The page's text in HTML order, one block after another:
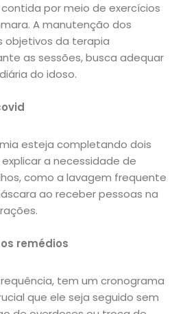
por meio de exercícios
A manutenção dos
objetivos da terapia
as sessões, busca adequar
do idoso.
esteja completando dois
a necessidade de
como a lavagem frequente
ao receber pessoas na
remédios
tem um cronograma
que ele seja seguido sem